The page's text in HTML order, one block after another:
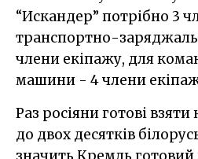
“Искандер” потрібно 3
транспортно-
члени екіпажу, для
машини - 4 члени
Раз росіяни готові
до двох десятків